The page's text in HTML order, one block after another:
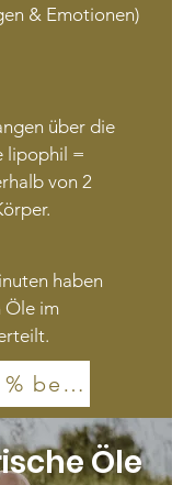
& Emotionen)
über die
lipophil =
von 2
haben
Öle im
Öle - 25 % bestellen
Öle